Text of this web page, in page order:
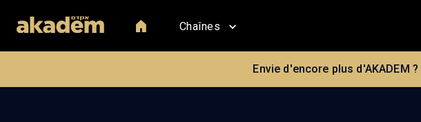
Chaînes
Envie d'encore plus d'AKADEM ?